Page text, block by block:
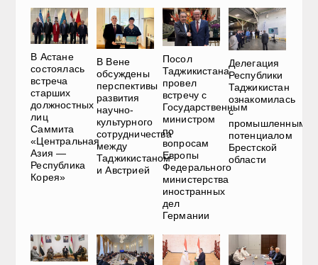
В Астане
состоялась
встреча
старших
должностных
лиц
Саммита
«Центральная
Азия —
Республика
Корея»
В Вене
обсуждены
перспективы
развития
научно-
культурного
сотрудничества
между
Таджикистаном
и Австрией
Посол
Таджикистана
провел
встречу с
Государственным
министром
по
вопросам
Европы
Федерального
министерства
иностранных
дел
Германии
Делегация
Республики
Таджикистан
ознакомилась
с
промышленным
потенциалом
Брестской
области